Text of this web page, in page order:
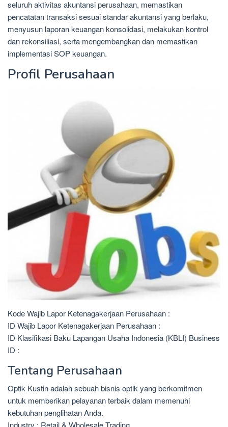
seluruh aktivitas akuntansi perusahaan, memastikan
pencatatan transaksi sesuai standar akuntansi yang berlaku,
menyusun laporan keuangan konsolidasi, melakukan kontrol
dan rekonsiliasi, serta mengembangkan dan memastikan
implementasi SOP keuangan.
Profil Perusahaan
Kode Wajib Lapor Ketenagakerjaan Perusahaan :
ID Wajib Lapor Ketenagakerjaan Perusahaan :
ID Klasifikasi Baku Lapangan Usaha Indonesia (KBLI) Business
ID :
Tentang Perusahaan
Optik Kustin adalah sebuah bisnis optik yang berkomitmen
untuk memberikan pelayanan terbaik dalam memenuhi
kebutuhan penglihatan Anda.
Industry : Retail & Wholesale Trading